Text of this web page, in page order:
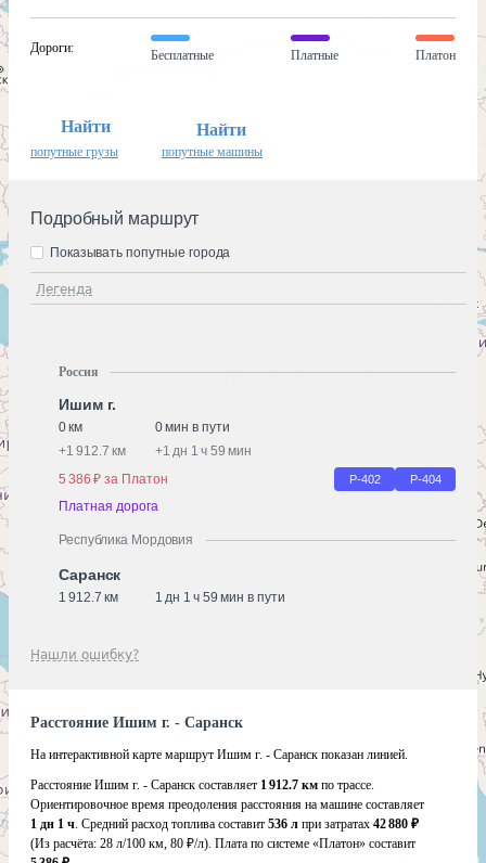
Дороги:
Бесплатные Платные Платон
Найти
попутные грузы
Найти
попутные машины
Подробный маршрут
Легенда
Показывать попутные города
Россия
Ишим г.
0 км
0 мин в пути
+1 912.7 км +1 дн 1 ч 59 мин
5 386 ₽ за Платон
Р-402 Р-404
Платная дорога
Республика Мордовия
Саранск
1 912.7 км 1 дн 1 ч 59 мин в пути
Нашли ошибку?
Расстояние Ишим г. - Саранск
На интерактивной карте маршрут Ишим г. - Саранск показан линией.
Расстояние Ишим г. - Саранск составляет 1 912.7 км по трассе.
Ориентировочное время преодоления расстояния на машине составляет
1 дн 1 ч. Средний расход топлива составит 536 л при затратах 42 880 ₽
(Из расчёта: 28 л/100 км, 80 ₽/л). Плата по системе «Платон» составит